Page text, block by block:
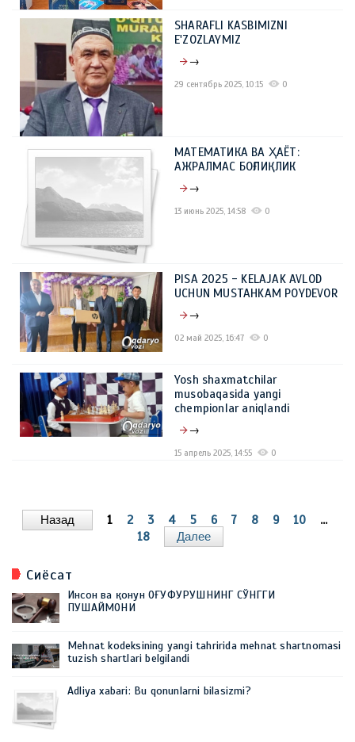
SHARAFLI KASBIMIZNI
E'ZOZLAYMIZ
→
29 сентябрь 2025, 10:15 0
МАТЕМАТИКА ВА ҲАЁТ:
АЖРАЛМАС БОҒЛИҚЛИК
→
13 июнь 2025, 14:58 0
PISA 2025 - KELAJAK AVLOD
UCHUN MUSTAHKAM POYDEVOR
→
02 май 2025, 16:47 0
Yosh shaxmatchilar
musobaqasida yangi
chempionlar aniqlandi
→
15 апрель 2025, 14:55 0
Назад 1 2 3 4 5 6 7 8 9 10
...
18
Далее
Сиёсат
Инсон ва қонун ОҒУФУРУШНИНГ СЎНГГИ
ПУШАЙМОНИ
Mehnat kodeksining yangi tahririda mehnat shartnomasi
tuzish shartlari belgilandi
Adliya xabari: Bu qonunlarni bilasizmi?